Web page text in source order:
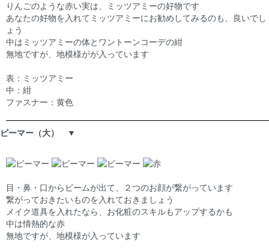
りんごのような赤い実は、ミッツアミーの好物です
あなたの好物を入れてミッツアミーにお勧めしてみるのも、良いでし
ょう
中はミッツアミーの体とワントーンコーデの紺
無地ですが、地模様がが入っています
表：ミッツアミー
中：紺
ファスナー：黄色
ビーマー（大） ▼
目・鼻・口からビームが出て、２つのお顔が繋がっています
繋がっておきたいものを入れておきましょう
メイク道具を入れたなら、お化粧のスキルもアップするかも
中は情熱的な赤
無地ですが、地模様が入っています